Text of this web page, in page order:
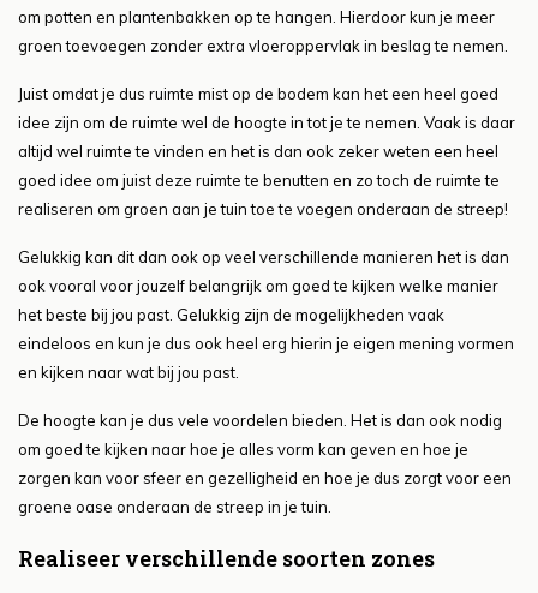
om potten en plantenbakken op te hangen. Hierdoor kun je meer
groen toevoegen zonder extra vloeroppervlak in beslag te nemen.
Juist omdat je dus ruimte mist op de bodem kan het een heel goed
idee zijn om de ruimte wel de hoogte in tot je te nemen. Vaak is daar
altijd wel ruimte te vinden en het is dan ook zeker weten een heel
goed idee om juist deze ruimte te benutten en zo toch de ruimte te
realiseren om groen aan je tuin toe te voegen onderaan de streep!
Gelukkig kan dit dan ook op veel verschillende manieren het is dan
ook vooral voor jouzelf belangrijk om goed te kijken welke manier
het beste bij jou past. Gelukkig zijn de mogelijkheden vaak
eindeloos en kun je dus ook heel erg hierin je eigen mening vormen
en kijken naar wat bij jou past.
De hoogte kan je dus vele voordelen bieden. Het is dan ook nodig
om goed te kijken naar hoe je alles vorm kan geven en hoe je
zorgen kan voor sfeer en gezelligheid en hoe je dus zorgt voor een
groene oase onderaan de streep in je tuin.
Realiseer verschillende soorten zones